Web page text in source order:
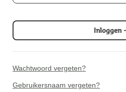
Inloggen
Wachtwoord vergeten?
Gebruikersnaam vergeten?